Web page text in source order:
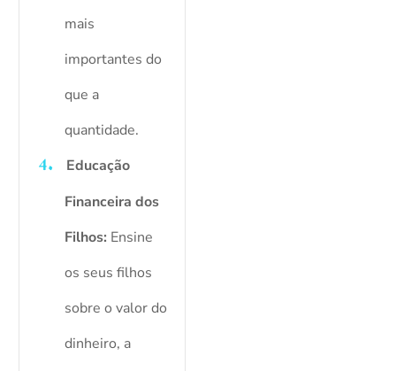
mais
importantes do
que a
quantidade.
Educação
Financeira dos
Filhos: Ensine
os seus filhos
sobre o valor do
dinheiro, a